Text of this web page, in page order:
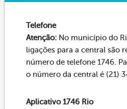
Telefone
Atenção: No município do
ligações para a central são
número de telefone 1746.
o número da central é (21)
Aplicativo 1746 Rio